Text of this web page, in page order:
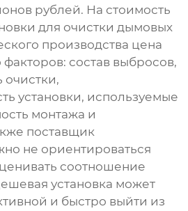
рублей. На стоимость
для очистки дымовых
производства цена
состав выбросов,
очистки,
установки, используемые
монтажа и
поставщик
не ориентироваться
соотношение
установка может
и быстро выйти из